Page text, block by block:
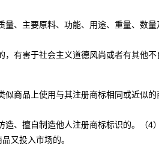
、主要原料、功能、用途、重量、数量
有害于社会主义道德风尚或者有其他不
商品上使用与其注册商标相同或近似的
、擅自制造他人注册商标标识的。（4
又投入市场的。